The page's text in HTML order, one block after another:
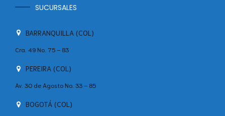
SUCURSALES
BARRANQUILLA (COL)
Cra. 49 No. 75 – 83
PEREIRA (COL)
Av. 30 de Agosto No. 33 – 85
BOGOTÁ (COL)